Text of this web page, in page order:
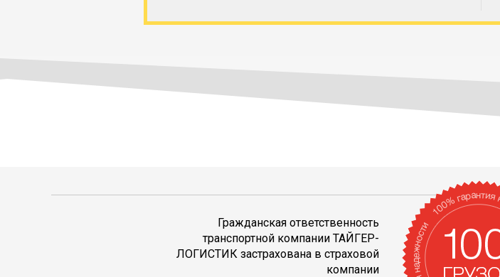
Гражданская ответственность
транспортной компании ТАЙГЕР-
ЛОГИСТИК застрахована в страховой
компании